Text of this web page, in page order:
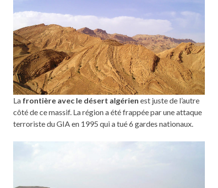
La frontière avec le désert algérien est juste de l’autre
côté de ce massif. La région a été frappée par une attaque
terroriste du GIA en 1995 qui a tué 6 gardes nationaux.